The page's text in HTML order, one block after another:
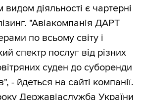
діяльності є чартерні
"Авіакомпанія ДАРТ
по всьому світу і
спектр послуг від різних
суден до суборенди
- йдеться на сайті компанії.
Державіаслужба України